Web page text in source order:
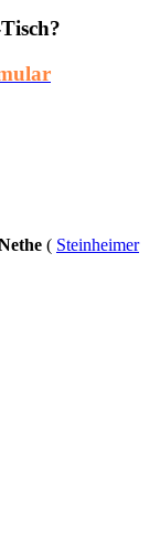
( Steinheimer